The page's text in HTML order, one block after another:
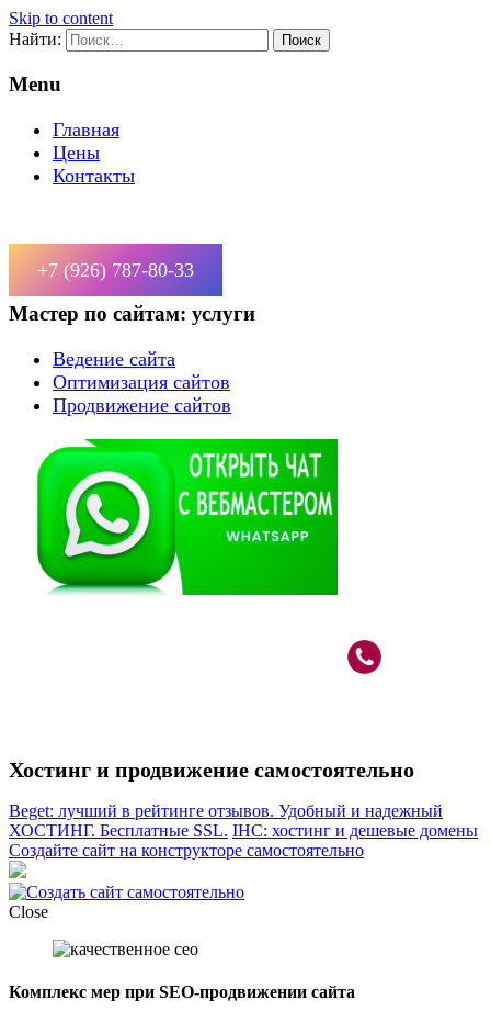
Skip to content
Найти:
Menu
Главная
Цены
Контакты
+7 (926) 787-80-33
Мастер по сайтам: услуги
Ведение сайта
Оптимизация сайтов
Продвижение сайтов
Хостинг и продвижение самостоятельно
Beget: лучший в рейтинге отзывов. Удобный и надежный
ХОСТИНГ. Бесплатные SSL. IHC: хостинг и дешевые домены
Создайте сайт на конструкторе самостоятельно
Close
Комплекс мер при SEO-продвижении сайта